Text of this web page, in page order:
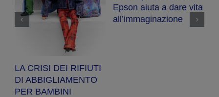
LA CRISI DEI RIFIUTI
DI ABBIGLIAMENTO
PER BAMBINI
Epson aiuta a dare vita
all’immaginazione